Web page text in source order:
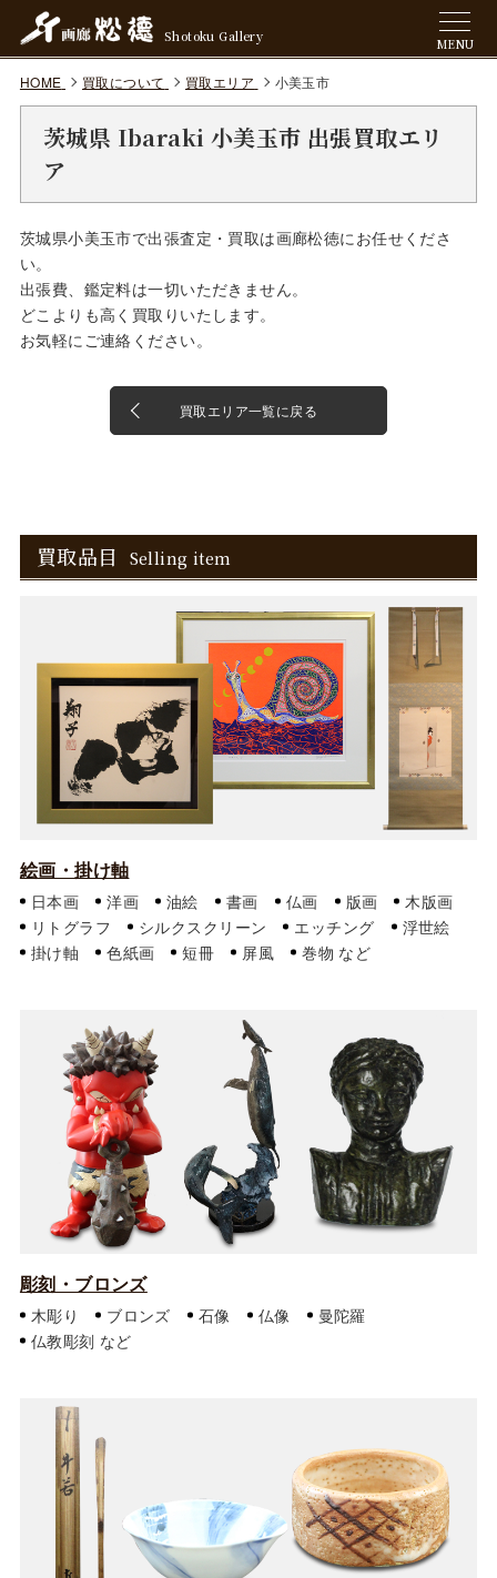
Shotoku Gallery MENU
HOME 買取について 買取エリア 小美玉市
茨城県 Ibaraki 小美玉市 出張買取エリ
ア
茨城県小美玉市で出張査定・買取は画廊松徳にお任せくださ
い。
出張費、鑑定料は一切いただきません。
どこよりも高く買取りいたします。
お気軽にご連絡ください。
買取エリア一覧に戻る
買取品目 Selling item
絵画・掛け軸
日本画 洋画 油絵 書画 仏画 版画
木版画
リトグラフ
シルクスクリーン エッチング
浮世絵
掛け軸
色紙画 短冊 屏風 巻物
彫刻・ブロンズ
木彫り ブロンズ 石像 仏像
曼陀羅
仏教彫刻